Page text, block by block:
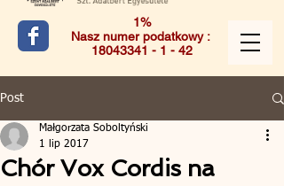
1%
Nasz numer podatkowy :
18043341 - 1 - 42
Post
Chór Vox Cordis na
Małgorzata Soboltyński
1 lip 2017